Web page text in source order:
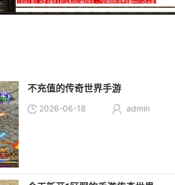
不充值的传奇世界手游
2026-06-18 admin